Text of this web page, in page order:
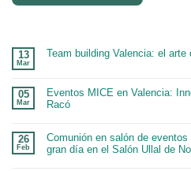
13
Mar
Team building Valencia: el arte
05
Mar
Eventos MICE en Valencia:
Racó
26
Feb
Comunión en salón de
gran día en el Salón Ullal de